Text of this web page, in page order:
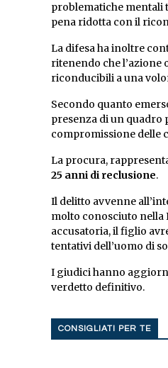
problematiche mentali
pena ridotta con il
La difesa ha inoltre
ritenendo che
riconducibili a una
Secondo quanto
presenza di un quadro
compromissione delle
La procura,
25 anni di reclusione.
Il delitto avvenne
molto conosciuto nella
accusatoria, il figlio
tentativi dell’uomo di
I giudici hanno
verdetto definitivo.
CONSIGLIATI PER TE